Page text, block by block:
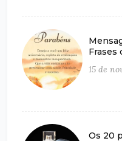
Frases
15 de
Os 20